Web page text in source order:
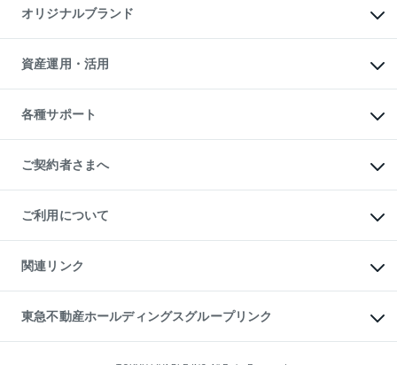
アパート経営
収益物件
ビル購入（ビル一棟）
投資用不動産の売却査定
事業用不動産の売却査定
マンションライブラリー
人気マンションランキング
暮らしに役立つ不動産メディア
不動産相場・不動産価格情報
不動産コラム・ニュース
不動産用語集
不動産なんでもネット相談室
住まいの税金
オリジナルブランド
一棟リノベーションマンション
L`GENTE（ルジェンテ）
区分リノベーションマンション
投資用一棟レジデンスWELL
不動産小口投資
LEGACIA（レガシア）
資産運用・活用
不動産M&A
アセットマネジメント・出資
各種サポート
相続サポート
リフォームサポート
ご契約者さまへ
ご紹介・再契約特典
入居者様専用-各種ご案内（賃貸）
東急こすもす会「こすもすWeb」
ご利用について
金融商品取引について
東急リバブル ソーシャルメディアポリシー
ご意見・お問い合わせ（金融商品取引専用の相談・お問い合わせ窓口）
ダイレクトメール（郵送物）・Eメールなどの送付停止について
関連リンク
これからご結婚される方に東急百貨店のブライダルクラブ
人材サービスのご用命は 東急リバブルスタッフ株式会社まで
東北の逸品を贈ります 東北すぐれものセレクション
東急不動産ホールディングスグループリンク
東急コミュニティー